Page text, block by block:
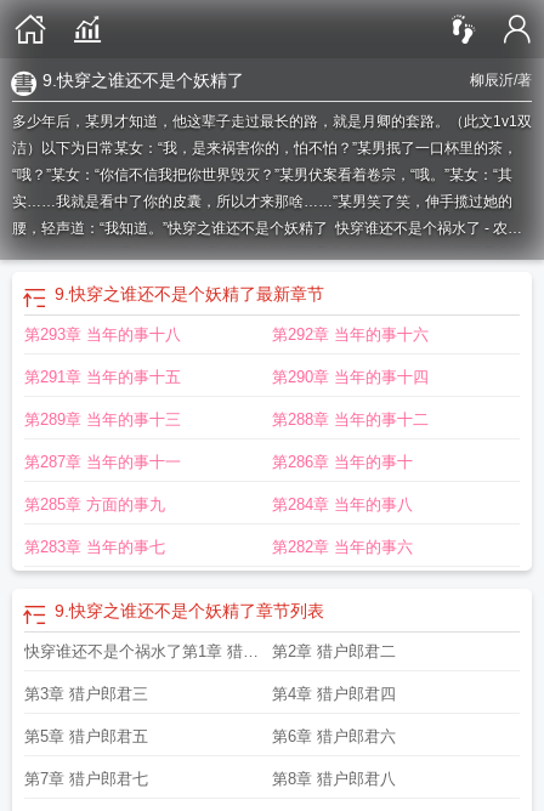
柳辰沂/著
9.快穿之谁还不是个妖精了
多少年后，某男才知道，他这辈子走过最长的路，就是月卿的套路。（此文1v1双
洁）以下为日常某女：“我，是来祸害你的，怕不怕？”某男抿了一口杯里的茶，
“哦？”某女：“你信不信我把你世界毁灭？”某男伏案看着卷宗，“哦。”某女：“其
实……我就是看中了你的皮囊，所以才来那啥……”某男笑了笑，伸手揽过她的
腰，轻声道：“我知道。”快穿之谁还不是个妖精了快穿谁还不是个祸水了 - 农
夫...快穿谁还不是个妖精了免费快穿之谁还不是个大佬了快穿之谁还不是个妖
精了免费阅读全文
快穿之谁还不是个妖精了免费阅读
是he吗
读快穿谁还不是个祸水了TXT 快穿之谁还不是个宝宝了快穿之谁还不是个妖精
尤窈
快穿谁还不是个妖精 快穿之谁还不是个妖精了免费阅读最新
不是个妖精了快穿之谁还不是个祸水了快穿之谁还不是个妖精了结局免费阅
9.快穿之谁还不是个妖精了最新章节
第293章 当年的事十八 第292章 当年的事十六
第291章 当年的事十五 第290章 当年的事十四
第289章 当年的事十三 第288章 当年的事十二
第287章 当年的事十一 第286章 当年的事十
第285章 方面的事九 第284章 当年的事八
第283章 当年的事七 第282章 当年的事六
9.快穿之谁还不是个妖精了章节列表
快穿谁还不是个祸水了第1章 猎户
郎君一
第2章 猎户郎君二
第3章 猎户郎君三 第4章 猎户郎君四
第5章 猎户郎君五 第6章 猎户郎君六
第7章 猎户郎君七 第8章 猎户郎君八